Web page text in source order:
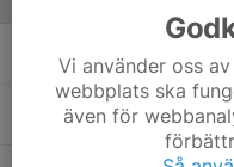
Anton Andersson
Jessica Klisics
Vi använder oss
webbplats ska
även för